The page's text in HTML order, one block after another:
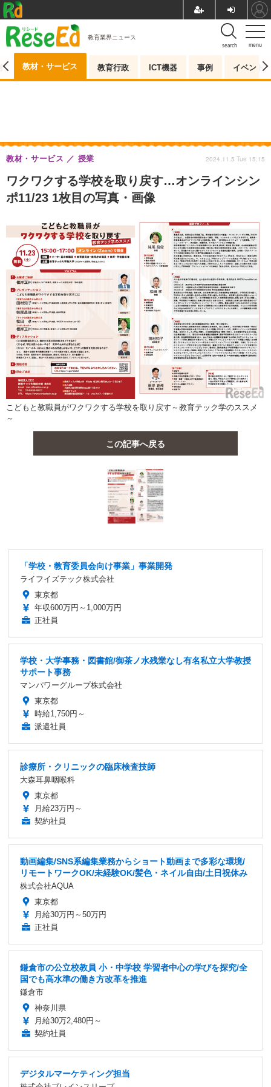
menu
search
教育業界ニュース
教材・サービス 教育行政 ICT機器 事例 イベント
ワクワクする学校を取り戻す…オンラインシン
ポ11/23 1枚目の写真・画像
教材・サービス 授業 2024.11.5 Tue 15:15
こどもと教職員がワクワクする学校を取り戻す～教育テック学のススメ
～
この記事へ戻る
「学校・教育委員会向け事業」事業開発
ライフイズテック株式会社
東京都
年収600万円～1,000万円
正社員
学校・大学事務・図書館/御茶ノ水残業なし有名私立大学教授
サポート事務
マンパワーグループ株式会社
東京都
時給1,750円～
派遣社員
診療所・クリニックの臨床検査技師
大森耳鼻咽喉科
東京都
月給23万円～
契約社員
動画編集/SNS系編集業務からショート動画まで多彩な環境/
リモートワークOK/未経験OK/髪色・ネイル自由/土日祝休み
株式会社AQUA
東京都
月給30万円～50万円
正社員
鎌倉市の公立校教員 小・中学校 学習者中心の学びを探究/全
国でも高水準の働き方改革を推進
鎌倉市
神奈川県
月給30万2,480円～
契約社員
デジタルマーケティング担当